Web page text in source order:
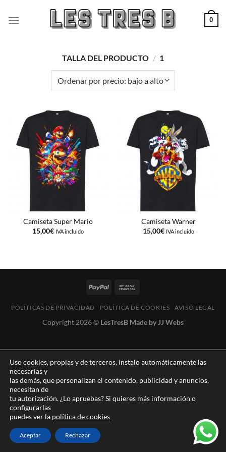
0
TALLA DEL PRODUCTO / 1
Camiseta Super Mario
15,00€ IVA incluido
Camiseta Warner
15,00€ IVA incluido
POLÍTICAS DE PRIVACIDAD POLÍTICA DE COOKIES AVISO LEGAL
Copyright 2026 © LesTresB Made by JJ Webs
Uso cookies, propias y de terceros, instalo automáticamente las
necesarias y
las demás, que personalizan el contenido, publicidad y anuncios,
necesitan de
tu autorización. ¿Lo apruebas? Si quieres más información o
configurarlas
puedes ver la política de cookies
Aceptar Rechazar